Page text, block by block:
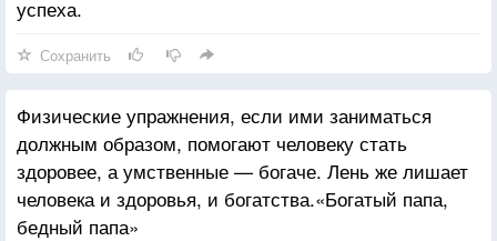
успеха.
Сохранить
Физические упражнения, если ими заниматься
должным образом, помогают человеку стать
здоровее, а умственные — богаче. Лень же лишает
человека и здоровья, и богатства.«Богатый папа,
бедный папа»